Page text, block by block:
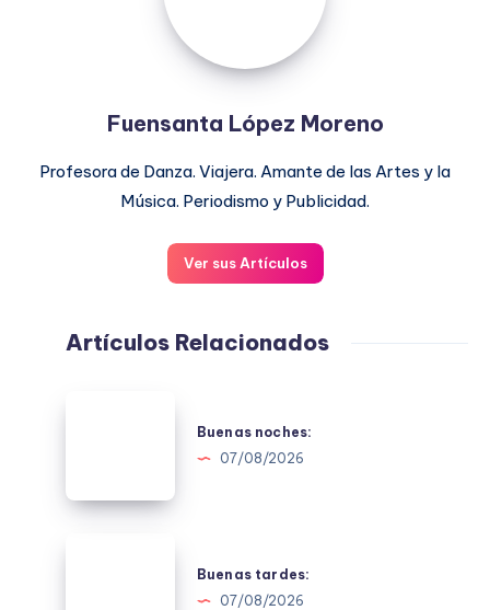
Fuensanta López Moreno
Profesora de Danza. Viajera. Amante de las Artes y la
Música. Periodismo y Publicidad.
Ver sus Artículos
Artículos Relacionados
Buenas noches:
07/08/2026
Buenas tardes:
07/08/2026